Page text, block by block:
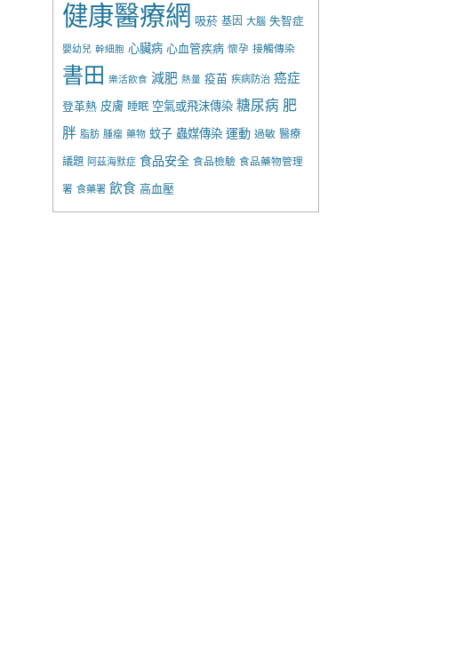
健康醫療網 吸菸 基因 大腦 失智症
嬰幼兒 幹細胞 心臟病 心血管疾病 懷孕 接觸傳染
書田 樂活飲食 減肥 熱量 疫苗 疾病防治 癌症
登革熱 皮膚 睡眠 空氣或飛沫傳染 糖尿病 肥
胖 脂肪 腫瘤 藥物 蚊子 蟲媒傳染 運動 過敏 醫療
議題 阿茲海默症 食品安全 食品檢驗 食品藥物管理
署 食藥署 飲食 高血壓